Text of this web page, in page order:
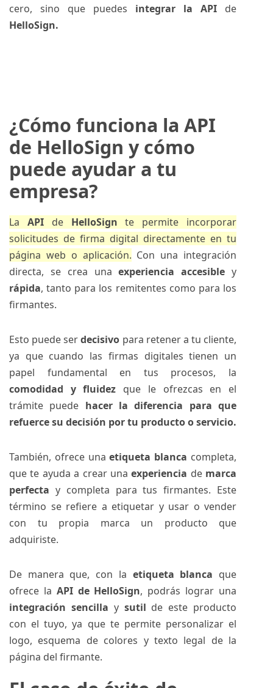
cero, sino que puedes integrar la API de
HelloSign.
¿Cómo funciona la API
de HelloSign y cómo
puede ayudar a tu
empresa?
La APIde HelloSign te permite incorporar
solicitudes de firma digital directamente en tu
página web o aplicación. Con una integración
directa, se crea unaexperiencia accesibley
rápida, tanto para los remitentes como para los
firmantes.
Esto puede serdecisivo para retener a tu cliente,
ya que cuando las firmas digitales tienen un
papel fundamental en tus procesos, la
comodidad y fluidez que le ofrezcas en el
trámite puede hacer la diferencia para que
refuerce su decisión por tu producto o servicio.
También, ofrece unaetiqueta blanca completa,
que te ayuda a crear unaexperiencia de marca
perfecta y completa para tus firmantes. Este
término se refiere a etiquetar y usar o vender
con tu propia marca un producto que
adquiriste.
De manera que, con la etiqueta blanca que
ofrece la API de HelloSign, podrás lograr una
integración sencilla y sutil de este producto
con el tuyo, ya que te permite personalizar el
logo, esquema de colores y texto legal de la
página del firmante.